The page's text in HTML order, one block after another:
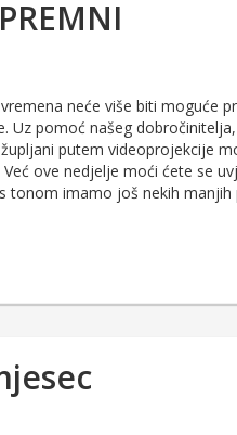
neće više biti moguće
Uz pomoć našeg
putem videoprojekcije
ove nedjelje moći ćete se
tonom imamo još nekih manjih